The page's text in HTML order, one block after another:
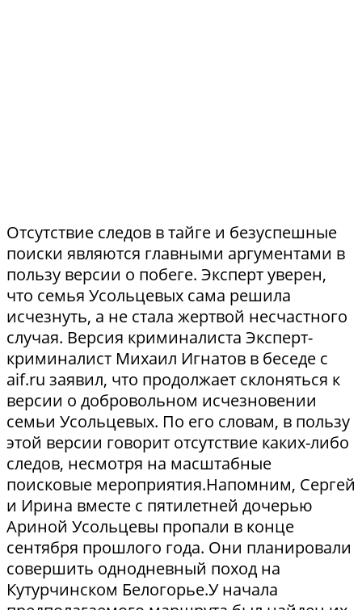
Отсутствие следов в тайге и безуспешные
поиски являются главными аргументами в
пользу версии о побеге. Эксперт уверен,
что семья Усольцевых сама решила
исчезнуть, а не стала жертвой несчастного
случая. Версия криминалиста Эксперт-
криминалист Михаил Игнатов в беседе с
aif.ru заявил, что продолжает склоняться к
версии о добровольном исчезновении
семьи Усольцевых. По его словам, в пользу
этой версии говорит отсутствие каких-либо
следов, несмотря на масштабные
поисковые мероприятия.Напомним, Сергей
и Ирина вместе с пятилетней дочерью
Ариной Усольцевы пропали в конце
сентября прошлого года. Они планировали
совершить однодневный поход на
Кутурчинском Белогорье.У начала